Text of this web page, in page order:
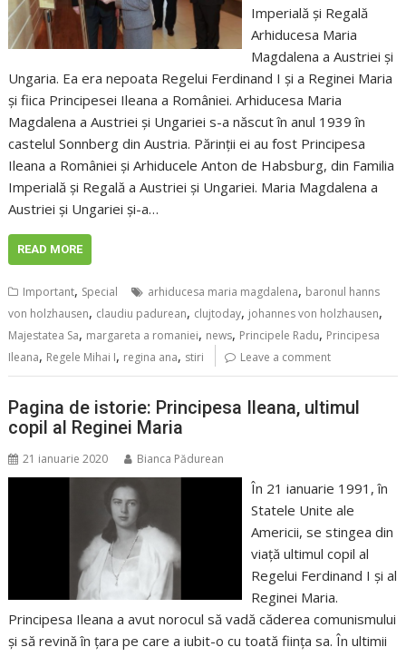
Imperială și Regală
Arhiducesa Maria
Magdalena a Austriei și
Ungaria. Ea era nepoata Regelui Ferdinand I și a Reginei Maria
și fiica Principesei Ileana a României. Arhiducesa Maria
Magdalena a Austriei și Ungariei s-a născut în anul 1939 în
castelul Sonnberg din Austria. Părinții ei au fost Principesa
Ileana a României și Arhiducele Anton de Habsburg, din Familia
Imperială și Regală a Austriei și Ungariei. Maria Magdalena a
Austriei și Ungariei și-a…
READ MORE
Important, Special arhiducesa maria magdalena, baronul hanns
von holzhausen, claudiu padurean, clujtoday, johannes von holzhausen,
Majestatea Sa, margareta a romaniei, news, Principele Radu, Principesa
Ileana, Regele Mihai I, regina ana, stiri Leave a comment
Pagina de istorie: Principesa Ileana, ultimul
copil al Reginei Maria
21 ianuarie 2020 Bianca Pădurean
În 21 ianuarie 1991, în
Statele Unite ale
Americii, se stingea din
viață ultimul copil al
Regelui Ferdinand I și al
Reginei Maria.
Principesa Ileana a avut norocul să vadă căderea comunismului
și să revină în țara pe care a iubit-o cu toată ființa sa. În ultimii